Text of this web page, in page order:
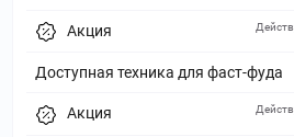
Акция
Доступная техника для фаст-фуда
Акция